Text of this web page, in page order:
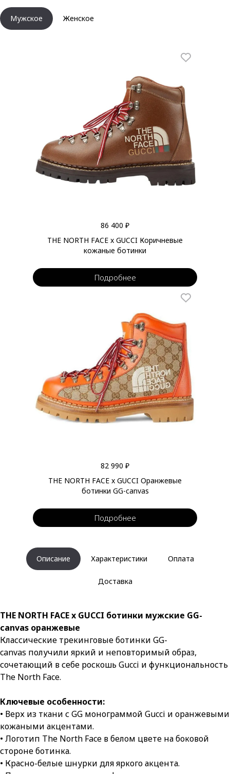
Мужское Женское
86 400 ₽
THE NORTH FACE x GUCCI Коричневые
кожаные ботинки
Подробнее
82 990 ₽
THE NORTH FACE x GUCCI Оранжевые
ботинки GG-canvas
Подробнее
Описание Характеристики Оплата
Доставка
THE NORTH FACE x GUCCI ботинки мужские GG-
canvas оранжевые
Классические трекинговые ботинки GG-
canvas получили яркий и неповторимый образ,
сочетающий в себе роскошь Gucci и функциональность
The North Face.
Ключевые особенности:
• Верх из ткани с GG монограммой Gucci и оранжевыми
кожаными акцентами.
• Логотип The North Face в белом цвете на боковой
стороне ботинка.
• Красно-белые шнурки для яркого акцента.